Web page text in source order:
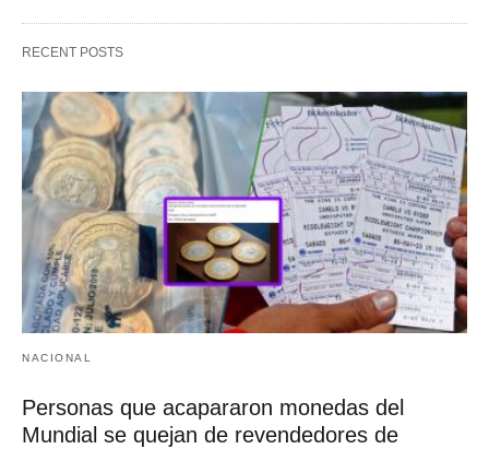
RECENT POSTS
NACIONAL
Personas que acapararon monedas del
Mundial se quejan de revendedores de